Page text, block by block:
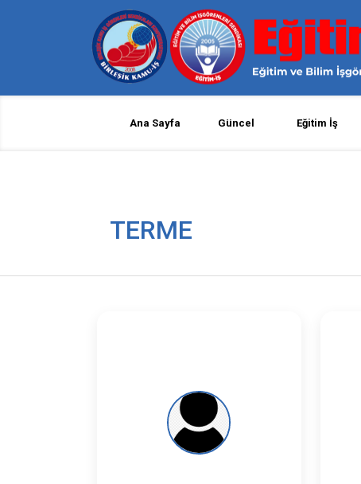
Ana Sayfa Güncel Eğitim İş
TERME